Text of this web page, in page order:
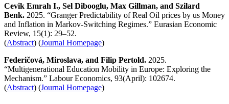
Cevik Emrah I., Sel Dibooglu, Max Gillman, and Szilard
Benk. 2025. “Granger Predictability of Real Oil prices by us Money
and Inflation in Markov-Switching Regimes.” Eurasian Economic
Review, 15(1): 29–52.
(Abstract) (Journal Homepage)
Federičová, Miroslava, and Filip Pertold. 2025.
“Multigenerational Education Mobility in Europe: Exploring the
Mechanism.” Labour Economics, 93(April): 102674.
(Abstract) (Journal Homepage)